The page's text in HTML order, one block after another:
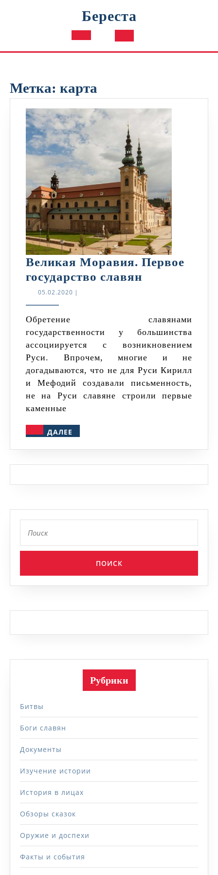
Береста
Кнопка
Метка: карта
Великая Моравия. Первое
государство славян
государство
славян
05.02.2020 05.02.2020
|
Обретение славянами
государственности у большинства
ассоциируется с возникновением
Руси. Впрочем, многие и не
догадываются, что не для Руси Кирилл
и Мефодий создавали письменность,
не на Руси славяне строили первые
каменные
ДАЛЕЕ
Рубрики
Битвы
Боги славян
Документы
Изучение истории
История в лицах
Обзоры сказок
Оружие и доспехи
Факты и события